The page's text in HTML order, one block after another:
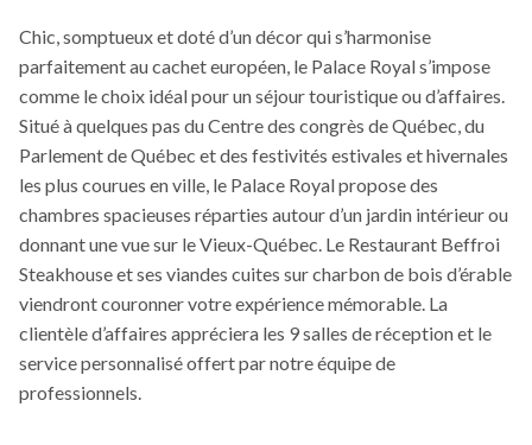
Chic, somptueux et doté d’un décor qui s’harmonise
parfaitement au cachet européen, le Palace Royal s’impose
comme le choix idéal pour un séjour touristique ou d’affaires.
Situé à quelques pas du Centre des congrès de Québec, du
Parlement de Québec et des festivités estivales et hivernales
les plus courues en ville, le Palace Royal propose des
chambres spacieuses réparties autour d’un jardin intérieur ou
donnant une vue sur le Vieux-Québec. Le Restaurant Beffroi
Steakhouse et ses viandes cuites sur charbon de bois d’érable
viendront couronner votre expérience mémorable. La
clientèle d’affaires appréciera les 9 salles de réception et le
service personnalisé offert par notre équipe de
professionnels.